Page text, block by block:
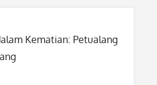
Kematian: Petualang